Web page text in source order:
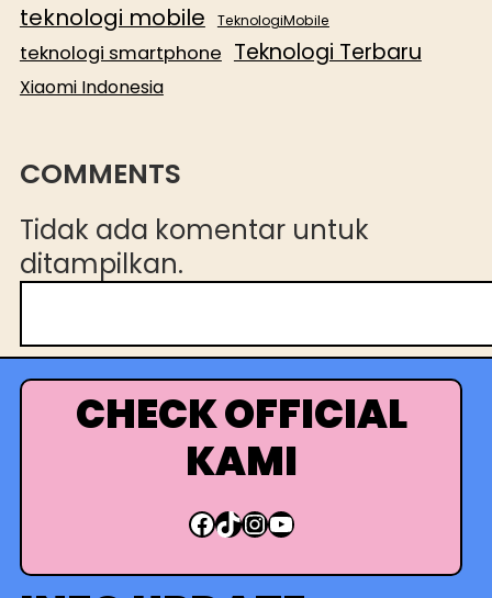
teknologi mobile TeknologiMobile
teknologi smartphone Teknologi Terbaru
Xiaomi Indonesia
COMMENTS
Tidak ada komentar untuk
ditampilkan.
r
i
CHECK OFFICIAL
KAMI
Facebook TikTok InstagramYouTube